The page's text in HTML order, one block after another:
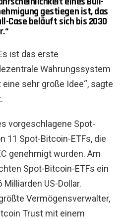
gestiegen ist, das
Case beläuft sich bis 2030
ist das erste
Währungssystem
sehr große Idee“, sagte
vorgeschlagene Spot-
11 Spot-Bitcoin-ETFs, die
genehmigt wurden. Am
Spot-Bitcoin-ETFs ein
US-Dollar.
Vermögensverwalter,
Trust mit einem